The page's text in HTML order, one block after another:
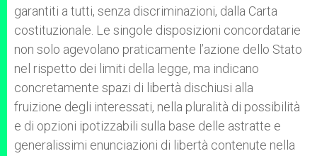
garantiti a tutti, senza discriminazioni, dalla Carta
costituzionale. Le singole disposizioni concordatarie
non solo agevolano praticamente l’azione dello Stato
nel rispetto dei limiti della legge, ma indicano
concretamente spazi di libertà dischiusi alla
fruizione degli interessati, nella pluralità di possibilità
e di opzioni ipotizzabili sulla base delle astratte e
generalissimi enunciazioni di libertà contenute nella